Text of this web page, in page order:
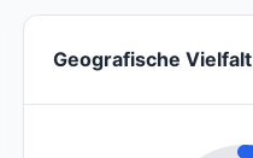
Geografische Vielfalt